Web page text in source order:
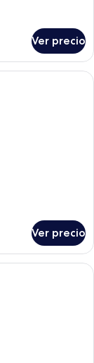
Ver precio
moderna con sofá,
Ver precio
de hotel moderna